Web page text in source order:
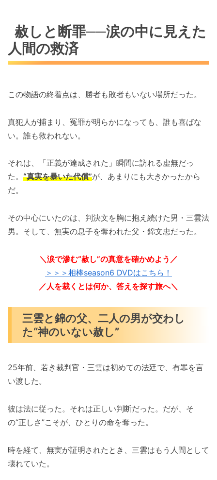
赦しと断罪──涙の中に見えた
人間の救済
この物語の終着点は、勝者も敗者もいない場所だった。
真犯人が捕まり、冤罪が明らかになっても、誰も喜ばな
い。誰も救われない。
それは、「正義が達成された」瞬間に訪れる虚無だっ
た。 “真実を暴いた代償”が、あまりにも大きかったから
だ。
その中心にいたのは、判決文を胸に抱え続けた男・三雲法
男。そして、無実の息子を奪われた父・錦文忠だった。
＼涙で滲む“赦し”の真意を確かめよう／
＞＞＞相棒season6 DVDはこちら！
／人を裁くとは何か、答えを探す旅へ＼
三雲と錦の父、二人の男が交わし
た“神のいない赦し”
25年前、若き裁判官・三雲は初めての法廷で、有罪を言
い渡した。
彼は法に従った。それは正しい判断だった。だが、そ
の“正しさ”こそが、ひとりの命を奪った。
時を経て、無実が証明されたとき、三雲はもう人間として
壊れていた。